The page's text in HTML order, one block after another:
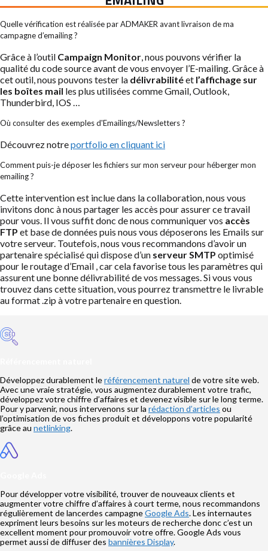
Quelle vérification est réalisée par ADMAKER avant livraison de ma
campagne d’emailing ?
Grâce à l’outil Campaign Monitor, nous pouvons vérifier la
qualité du code source avant de vous envoyer l’E-mailing. Grâce à
cet outil, nous pouvons tester la délivrabilitéet l’affichage sur
les boîtes mail les plus utilisées comme Gmail, Outlook,
Thunderbird, IOS …
Où consulter des exemples d'Emailings/Newsletters ?
Découvrez notreportfolio en cliquant ici
Comment puis-je déposer les fichiers sur mon serveur pour héberger mon
emailing ?
Cette intervention est inclue dans la collaboration, nous vous
invitons donc à nous partager les accès pour assurer ce travail
pour vous. Il vous suffit donc de nous communiquer vos accès
FTP et base de données puis nous vous déposerons les Emails sur
votre serveur. Toutefois, nous vous recommandons d’avoir un
partenaire spécialisé qui dispose d’un serveur SMTP optimisé
pour le routage d’Email , car cela favorise tous les paramètres qui
assurent une bonne délivrabilité de vos messages. Si vous vous
trouvez dans cette situation, vous pourrez transmettre le livrable
au format .zip à votre partenaire en question.
Développez durablement leréférencement naturel de votre site web.
Avec une vraie stratégie, vous augmentez durablement votre trafic,
développez votre chiffre d’affaires et devenez visible sur le long terme.
Pour y parvenir, nous intervenons sur la rédaction d’articles ou
l’optimisation de vos fiches produit et développons votre popularité
grâce au netlinking.
Pour développer votre visibilité, trouver de nouveaux clients et
augmenter votre chiffre d’affaires à court terme, nous recommandons
régulièrement de lancerdes campagneGoogle Ads. Les internautes
expriment leurs besoins sur les moteurs de recherche donc c’est un
excellent moment pour promouvoir votre offre. Google Ads vous
permet aussi de diffuser des bannières Display.